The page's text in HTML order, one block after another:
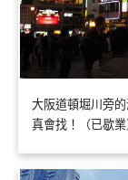
大阪道頓堀川旁
真會找！（已歇業